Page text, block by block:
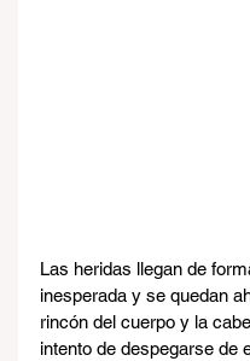
Las heridas llegan de
inesperada y se quedan
rincón del cuerpo y la
intento de despegarse de